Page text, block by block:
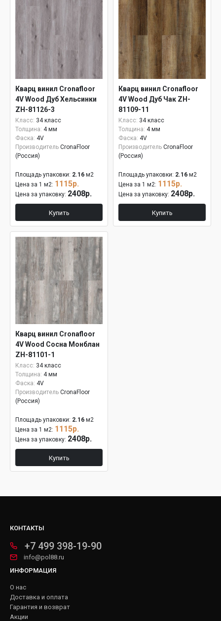
Кварц винил Cronafloor
4V Wood Дуб Хельсинки
ZH-81126-3
Класс: 34 класс
Толщина: 4 мм
Фаска: 4V
Производитель CronaFloor
(Россия)
Площадь упаковки: 2.16 м2
Цена за 1 м2: 1115р.
Цена за упаковку: 2408р.
Купить
Кварц винил Cronafloor
4V Wood Дуб Чак ZH-
81109-11
Класс: 34 класс
Толщина: 4 мм
Фаска: 4V
Производитель CronaFloor
(Россия)
Площадь упаковки: 2.16 м2
Цена за 1 м2: 1115р.
Цена за упаковку: 2408р.
Купить
Кварц винил Cronafloor
4V Wood Сосна Монблан
ZH-81101-1
Класс: 34 класс
Толщина: 4 мм
Фаска: 4V
Производитель CronaFloor
(Россия)
Площадь упаковки: 2.16 м2
Цена за 1 м2: 1115р.
Цена за упаковку: 2408р.
Купить
КОНТАКТЫ
+7 499 398-19-90
info@pol88.ru
ИНФОРМАЦИЯ
О нас
Доставка и оплата
Гарантия и возврат
Акции